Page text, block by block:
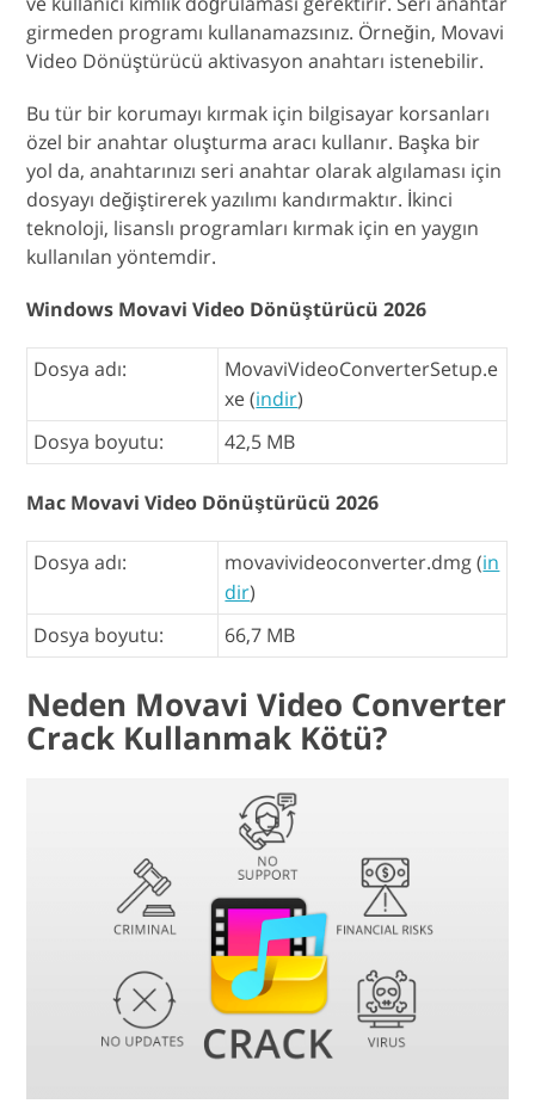
girmeden programı kullanamazsınız. Örneğin, Movavi
Video Dönüştürücü aktivasyon anahtarı istenebilir.
Bu tür bir korumayı kırmak için bilgisayar korsanları
özel bir anahtar oluşturma aracı kullanır. Başka bir
yol da, anahtarınızı seri anahtar olarak algılaması için
dosyayı değiştirerek yazılımı kandırmaktır. İkinci
teknoloji, lisanslı programları kırmak için en yaygın
kullanılan yöntemdir.
Windows Movavi Video Dönüştürücü 2026
Dosya adı:
MovaviVideoConverterSetup.e
xe (indir)
Dosya boyutu:
42,5 MB
Mac Movavi Video Dönüştürücü 2026
Dosya adı: movavivideoconverter.dmg (in
dir)
Dosya boyutu:
66,7 MB
Neden Movavi Video Converter
Crack Kullanmak Kötü?